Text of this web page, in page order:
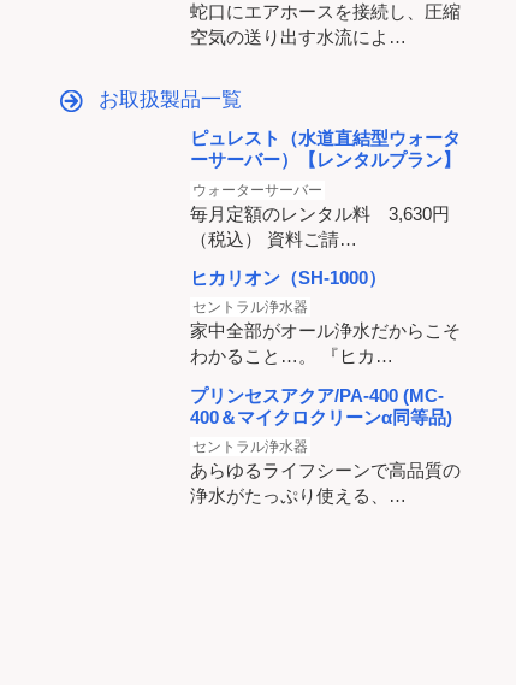
蛇口にエアホースを接続し、圧縮
空気の送り出す水流によ…
お取扱製品一覧
ピュレスト（水道直結型ウォータ
ーサーバー）【レンタルプラン】
ウォーターサーバー
毎月定額のレンタル料 3,630円
（税込） 資料ご請…
ヒカリオン（SH-1000）
セントラル浄水器
家中全部がオール浄水だからこそ
わかること…。 『ヒカ…
プリンセスアクア/PA-400 (MC-
400＆マイクロクリーンα同等品)
セントラル浄水器
あらゆるライフシーンで高品質の
浄水がたっぷり使える、…